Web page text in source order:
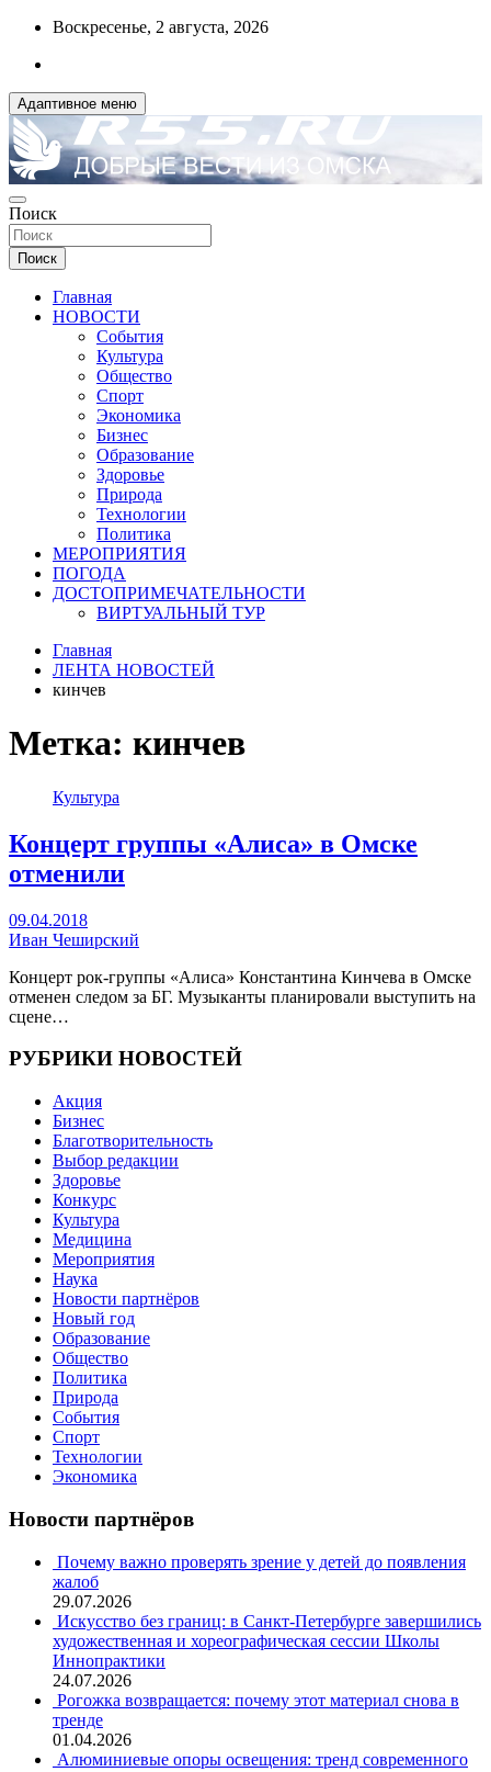
Перейти
содержимому
Воскресенье, 2 августа, 2026
Адаптивное меню
R55.RU
ДОБРЫЕ ВЕСТИ ИЗ ОМСКА
Поиск
Поиск
Главная
НОВОСТИ
События
Культура
Общество
Спорт
Экономика
Бизнес
Образование
Здоровье
Природа
Технологии
Политика
МЕРОПРИЯТИЯ
ПОГОДА
ДОСТОПРИМЕЧАТЕЛЬНОСТИ
ВИРТУАЛЬНЫЙ ТУР
Главная
ЛЕНТА НОВОСТЕЙ
кинчев
Метка: кинчев
Культура
Концерт группы «Алиса» в Омске
отменили
09.04.2018
Иван Чеширский
Концерт рок-группы «Алиса» Константина Кинчева в Омске
отменен следом за БГ. Музыканты планировали выступить на
сцене…
РУБРИКИ НОВОСТЕЙ
Акция
Бизнес
Благотворительность
Выбор редакции
Здоровье
Конкурс
Культура
Медицина
Мероприятия
Наука
Новости партнёров
Новый год
Образование
Общество
Политика
Природа
События
Спорт
Технологии
Экономика
Новости партнёров
Почему важно проверять зрение у детей до появления
жалоб
29.07.2026
Искусство без границ: в Санкт-Петербурге завершились
художественная и хореографическая сессии Школы
Иннопрактики
24.07.2026
Рогожка возвращается: почему этот материал снова в
тренде
01.04.2026
Алюминиевые опоры освещения: тренд современного